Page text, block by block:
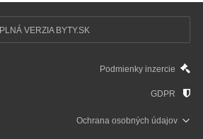
PLNÁ VERZIA BYTY.SK
Podmienky inzercie
GDPR
Ochrana osobnýchúdajov